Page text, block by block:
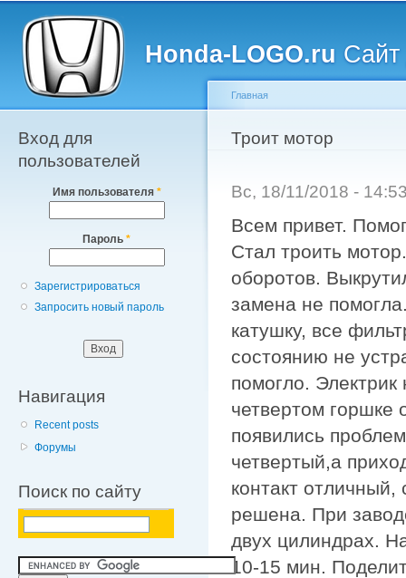
Honda-LOGO.ru Сайт
Главное меню
Вход для
пользователей
Имя пользователя *
Пароль *
Зарегистрироваться
Запросить новый пароль
Навигация
Recent posts
Форумы
Поиск по сайту
Вы здесь
Главная
Троит мотор
Вс, 18/11/2018 -
Всем привет.
Стал троить
оборотов.
замена не
катушку, все
состоянию не
помогло.
четвертом горшке
появились
четвертый,а
контакт
решена. При
двух цилиндрах.
10-15 мин.